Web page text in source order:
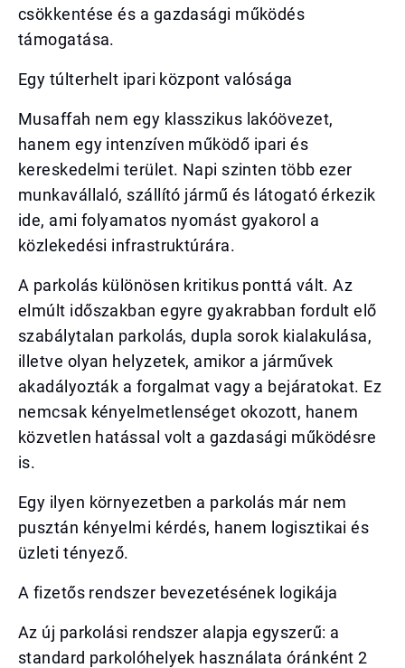
csökkentése és a gazdasági működés
támogatása.
Egy túlterhelt ipari központ valósága
Musaffah nem egy klasszikus lakóövezet,
hanem egy intenzíven működő ipari és
kereskedelmi terület. Napi szinten több ezer
munkavállaló, szállító jármű és látogató érkezik
ide, ami folyamatos nyomást gyakorol a
közlekedési infrastruktúrára.
A parkolás különösen kritikus ponttá vált. Az
elmúlt időszakban egyre gyakrabban fordult elő
szabálytalan parkolás, dupla sorok kialakulása,
illetve olyan helyzetek, amikor a járművek
akadályozták a forgalmat vagy a bejáratokat. Ez
nemcsak kényelmetlenséget okozott, hanem
közvetlen hatással volt a gazdasági működésre
is.
Egy ilyen környezetben a parkolás már nem
pusztán kényelmi kérdés, hanem logisztikai és
üzleti tényező.
A fizetős rendszer bevezetésének logikája
Az új parkolási rendszer alapja egyszerű: a
standard parkolóhelyek használata óránként 2